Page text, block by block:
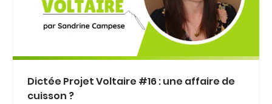
Dictée Projet Voltaire #16 : une affaire de
cuisson ?